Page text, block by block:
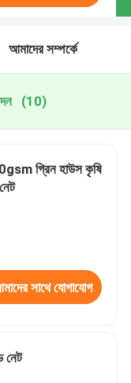
আমাদের সম্পর্কে
(10)
গ্রিন হাউস কৃষি
সাথে যোগাযোগ
নেট